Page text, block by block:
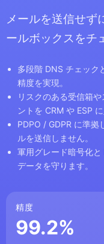
メールを送信せず
ールボックスをチ
多段階 DNS チェック
精度を実現。
リスクのある受信箱
ントを CRM や ESP
PDPO / GDPR に準拠
ルを送信しません。
軍用グレード暗号化
データを守ります。
精度
99.2%